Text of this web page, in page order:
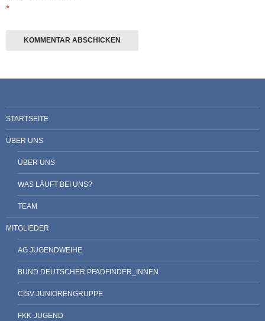
*
STARTSEITE
ÜBER UNS
ÜBER UNS
WAS LÄUFT BEI UNS?
TEAM
MITGLIEDER
AG JUGENDWEIHE
BUND DEUTSCHER PFADFINDER_INNEN
CISV-JUNIORENGRUPPE
FKK-JUGEND